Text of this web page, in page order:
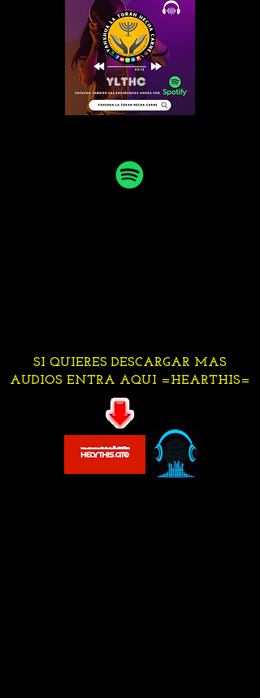
SI QUIERES DESCARGAR MAS
AUDIOS ENTRA AQUI =HEARTHIS=